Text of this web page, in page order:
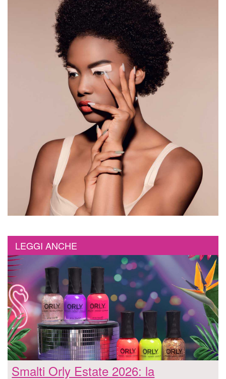
LEGGI ANCHE
Smalti Orly Estate 2026: la